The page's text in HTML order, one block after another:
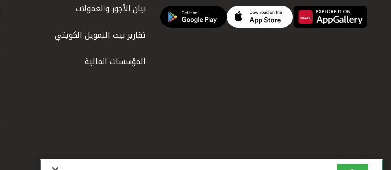
بيان الأجور والعمولات
تقارير بيت التمويل الكويتي
المؤسسات المالية